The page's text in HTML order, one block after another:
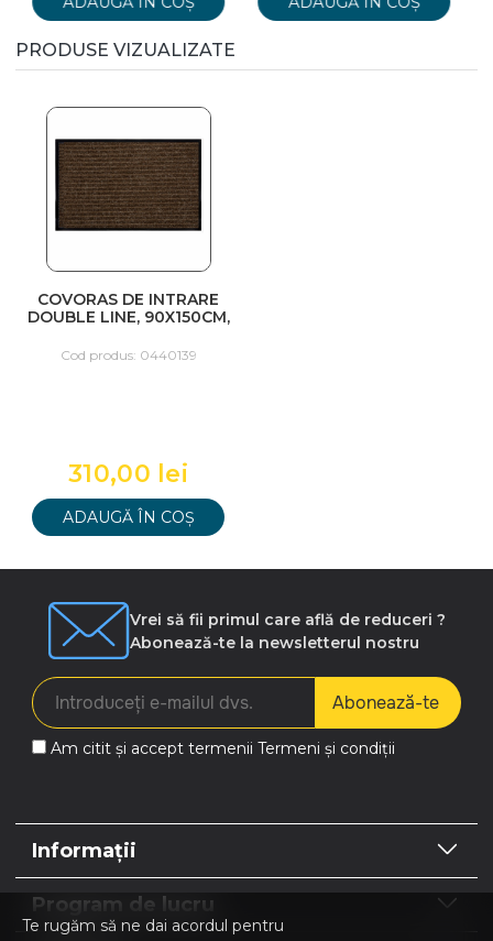
PRODUSE VIZUALIZATE
COVORAS DE INTRARE
DOUBLE LINE, 90X150CM,
Cod produs: 0440139
310,00 lei
ADAUGĂ ÎN COȘ
Vrei să fii primul care află de reduceri ?
Abonează-te la newsletterul nostru
Abonează-te
Am citit și accept termenii Termeni și condiții
Informații
Program de lucru
Te rugăm să ne dai acordul pentru